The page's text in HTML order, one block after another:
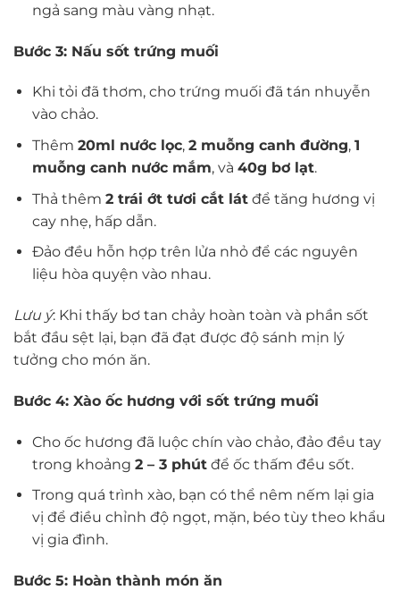
ngả sang màu vàng nhạt.
Bước 3: Nấu sốt trứng muối
Khi tỏi đã thơm, cho trứng muối đã tán nhuyễn
vào chảo.
Thêm 20ml nước lọc, 2 muỗng canh đường, 1
muỗng canh nước mắm, và 40g bơ lạt.
Thả thêm 2 trái ớt tươi cắt látđể tăng hương vị
cay nhẹ, hấp dẫn.
Đảo đều hỗn hợp trên lửa nhỏ để các nguyên
liệu hòa quyện vào nhau.
Lưu ý: Khi thấy bơ tan chảy hoàn toàn và phần sốt
bắt đầu sệt lại, bạn đã đạt được độ sánh mịn lý
tưởng cho món ăn.
Bước 4: Xào ốc hương với sốt trứng muối
Cho ốc hương đã luộc chín vào chảo, đảo đều tay
trong khoảng 2 – 3 phútđể ốc thấm đều sốt.
Trong quá trình xào, bạn có thể nêm nếm lại gia
vị để điều chỉnh độ ngọt, mặn, béo tùy theo khẩu
vị gia đình.
Bước 5: Hoàn thành món ăn